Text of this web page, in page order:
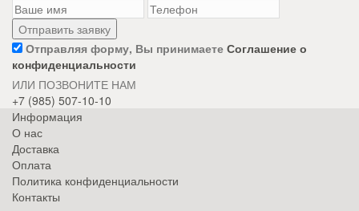
Отправляя форму, Вы принимаете Соглашение о
конфиденциальности
ИЛИ ПОЗВОНИТЕ НАМ
+7 (985) 507-10-10
Информация
О нас
Доставка
Оплата
Политика конфиденциальности
Контакты